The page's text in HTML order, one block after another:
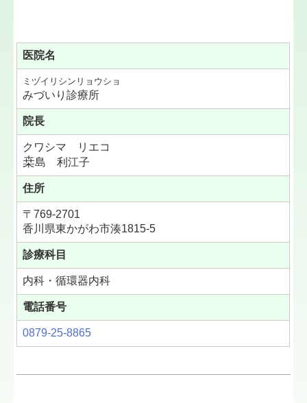
医院名
ミヅイリシンリョウショ
みづいり診療所
院長
クワシマ リエコ
桒島 利江子
住所
〒769-2701
香川県東かがわ市湊1815-5
診療科目
内科・循環器内科
電話番号
0879-25-8865